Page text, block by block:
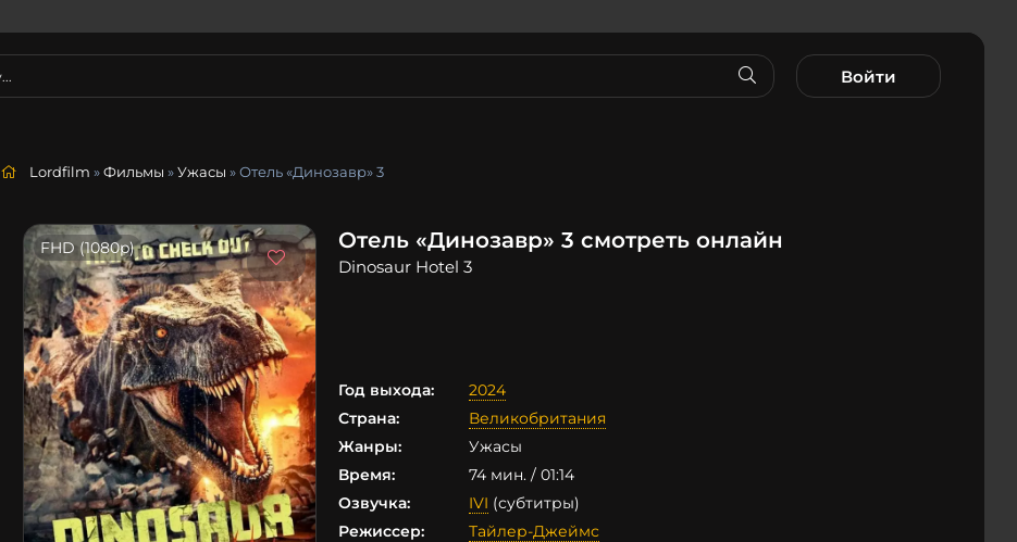
Войти
Lordfilm »Фильмы »Ужасы » Отель «Динозавр» 3
FHD (1080p) Отель «Динозавр» 3 смотреть онлайн
Dinosaur Hotel 3
Год выхода:
2024
Страна:
Великобритания
Жанры:
Ужасы
Время:
74 мин. / 01:14
Озвучка:
IVI (субтитры)
Режиссер:
Тайлер-Джеймс